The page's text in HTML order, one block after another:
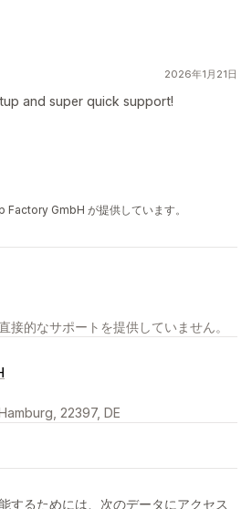
2026年1月21日
and super quick support!
Factory GmbH が提供しています。
接的なサポートを提供していません。
22397, DE
するためには、次のデータにアクセス